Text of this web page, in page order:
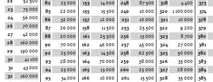
23
75 000
24
56 000
26
70 000
27
42 000
28
160 000
29
190 000
30
41 100
31
43 000
32
160 000
82
25 000
85
22 000
86
32 000
87
26 000
88
20 000
90
70 000
92
25 000
93
28 000
94
25 000
95
34 000
153
14 000
155
15 500
157
12 000
158
11 500
161
25 500
162
46 000
163
14 500
164
70 000
165
13 000
166
10 000
248
87 500
249
10 000
251
10 000
253
25 500
256
13 000
257
45 000
258
62 500
259
38 000
260
25 000
261
15 500
318
4 400
320
1 100 000
321
10 000
322
9 200
323
8 700
324
27 000
325
50 000
326
35 000
327
28 000
328
35 000
373
374
378
379
380
381
382
383
384
385